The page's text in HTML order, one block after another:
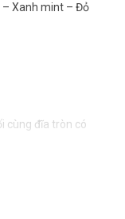
– Xanh mint – Đỏ
cùng đĩa tròn có
homestay, quà